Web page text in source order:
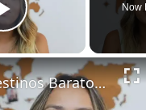
Play Video
Now
5 Destinos Baratos no Brasil Para Conhecer e Amar! 🇧🇷✨